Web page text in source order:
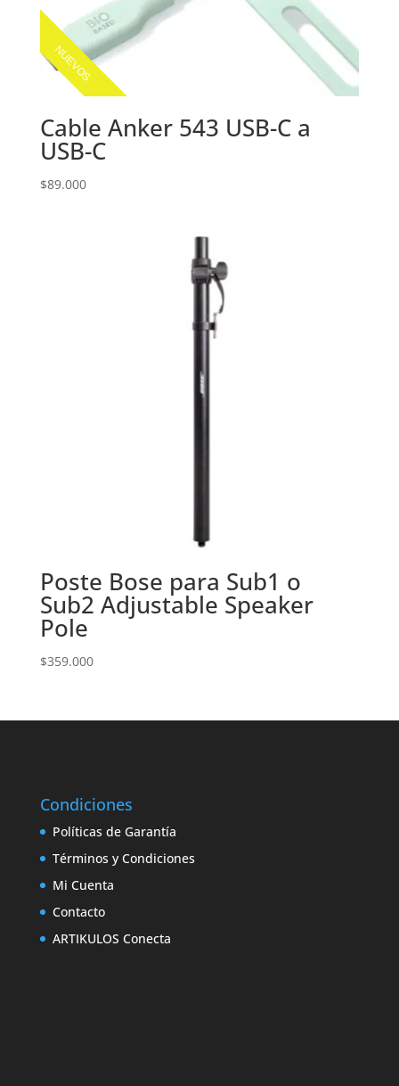
NUEVOS
Cable Anker 543 USB-C a
USB-C
$89.000
Poste Bose para Sub1 o
Sub2 Adjustable Speaker
Pole
$359.000
Condiciones
Políticas de Garantía
Términos y Condiciones
Mi Cuenta
Contacto
ARTIKULOS Conecta